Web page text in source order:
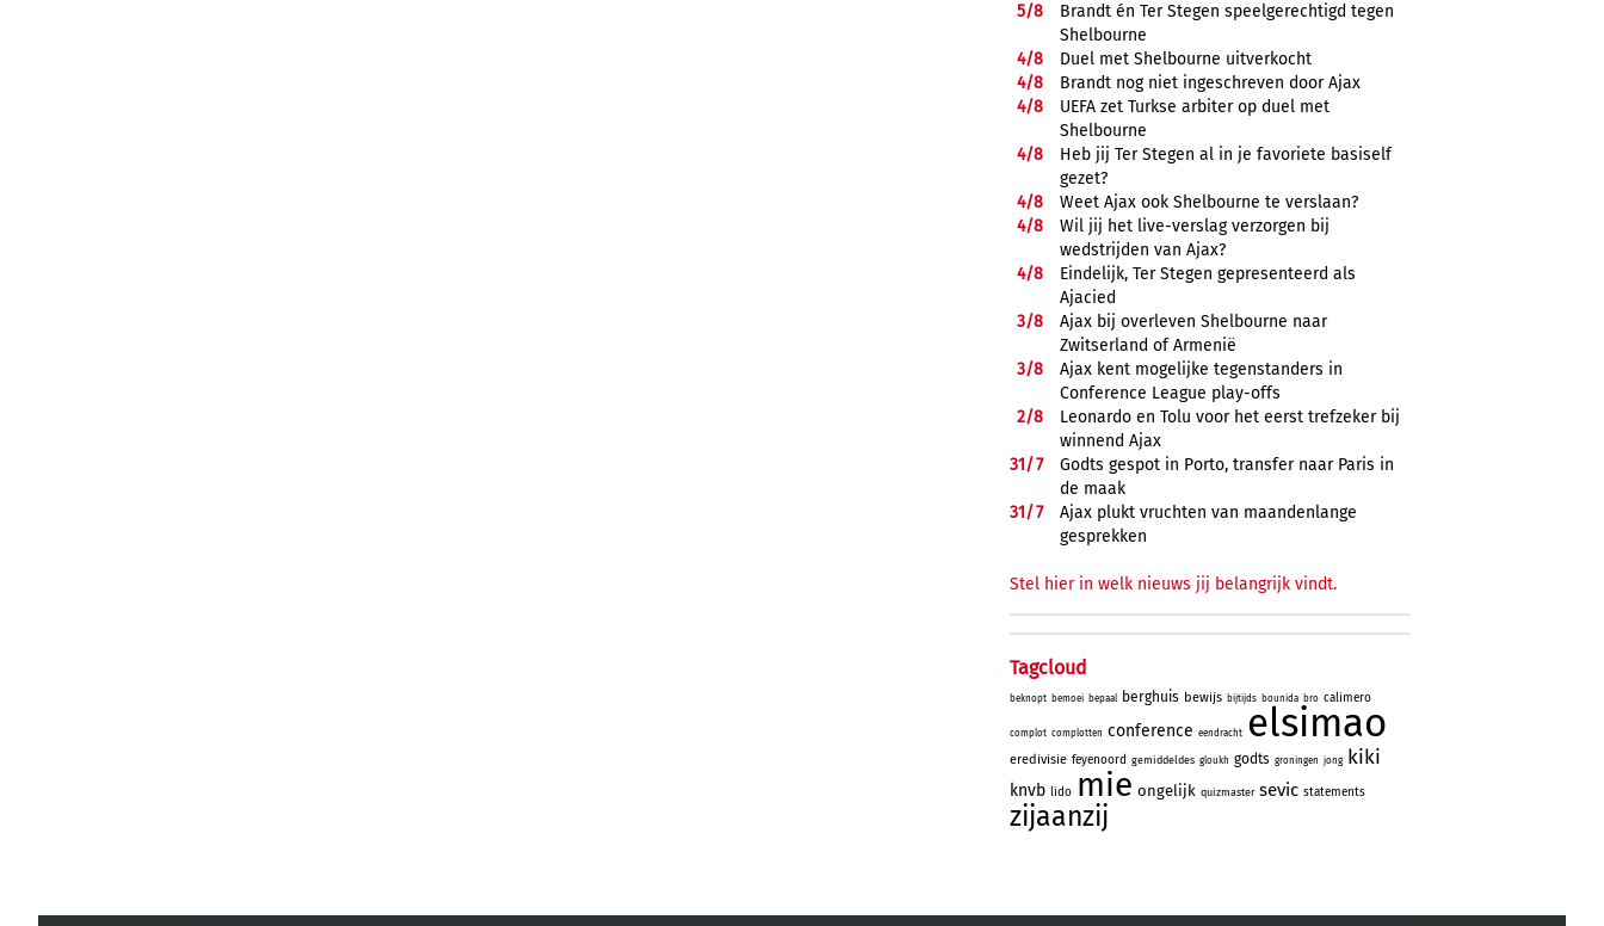
5/8
Brandt én Ter Stegen speelgerechtigd tegen
Shelbourne
4/8
Duel met Shelbourne uitverkocht
4/8
Brandt nog niet ingeschreven door Ajax
4/8
UEFA zet Turkse arbiter op duel met
Shelbourne
4/8
Heb jij Ter Stegen al in je favoriete basiself
gezet?
4/8
Weet Ajax ook Shelbourne te verslaan?
4/8
Wil jij het live-verslag verzorgen bij
wedstrijden van Ajax?
4/8
Eindelijk, Ter Stegen gepresenteerd als
Ajacied
3/8
Ajax bij overleven Shelbourne naar
Zwitserland of Armenië
3/8
Ajax kent mogelijke tegenstanders in
Conference League play-offs
2/8
Leonardo en Tolu voor het eerst trefzeker bij
winnend Ajax
31/7
Godts gespot in Porto, transfer naar Paris in
de maak
31/7
Ajax plukt vruchten van maandenlange
gesprekken
Stel hier in welk nieuws jij belangrijk vindt.
Tagcloud
beknopt bemoei bepaal berghuis bewijs bijtijds bounida bro calimero
complot complotten conference eendracht elsimao
eredivisie feyenoord gemiddeldes gloukh godts groningen jong kiki
knvb lido mie ongelijk quizmaster sevic statements
zijaanzij